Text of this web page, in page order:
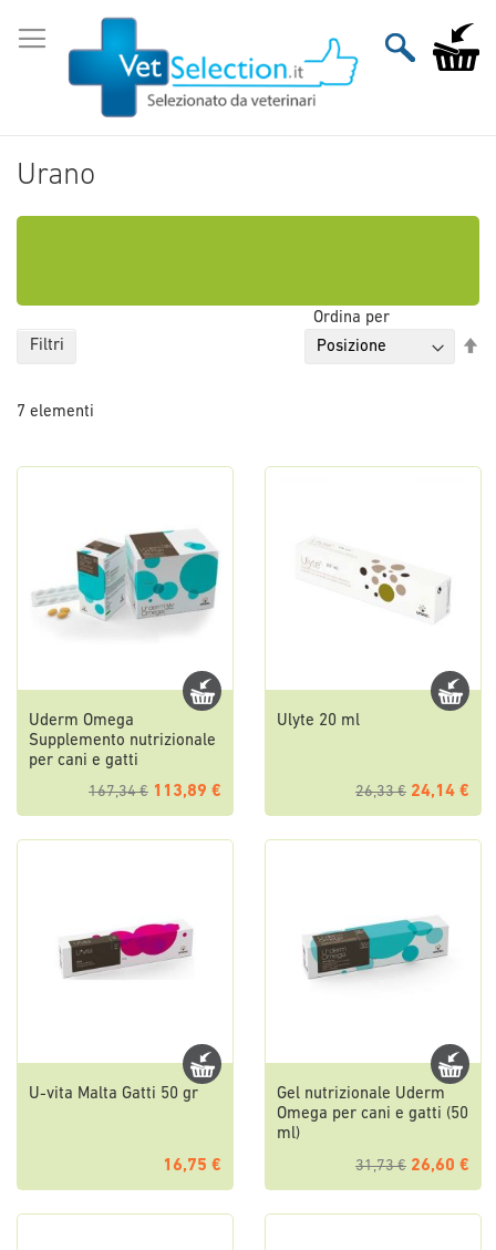
al
contenuto
Carrello
Urano
7 elementi
Ordina per
Uderm Omega
Supplemento nutrizionale
per cani e gatti
167,34 € 113,89 €
Ulyte 20 ml
26,33 € 24,14 €
U-vita Malta Gatti 50 gr
16,75 €
Gel nutrizionale Uderm
Omega per cani e gatti (50
ml)
31,73 € 26,60 €
Filtri